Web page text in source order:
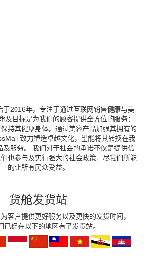
2016年，专注于通过互联网销售健康与美
及目标是为我们的顾客提供全方位的服务：
持其健康身体，通过美容产品加强其拥有的
致力塑造卓越文化，望能将其转换在我
及服务。 我们对于社会的承诺不仅是提供优
也参与及实行强大的社会政策，尽我们所能
的让所有民众受益。
货舱发货站
客户提供更好服务以及更快的发货时间，
已经在以下的地区有了发货站。